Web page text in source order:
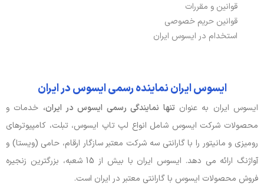
قوانین و مقررات
قوانین حریم خصوصی
استخدام در ایسوس ایران
ایسوس ایران نماینده رسمی ایسوس در ایران
ایسوس ایران به عنوان تنها نمایندگی رسمی ایسوس در ایران، خدمات و
محصولات شرکت ایسوس شامل انواع لپ تاپ ایسوس، تبلت، کامپیوترهای
رومیزی و مانیتور را با گارانتی سه شرکت معتبر سازگار ارقام، حامی (ویستا) و
آواژنگ ارائه می دهد. ایسوس ایران با بیش از 15 شعبه، بزرگترین زنجیره
فروش محصولات ایسوس با گارانتی معتبر در ایران است.